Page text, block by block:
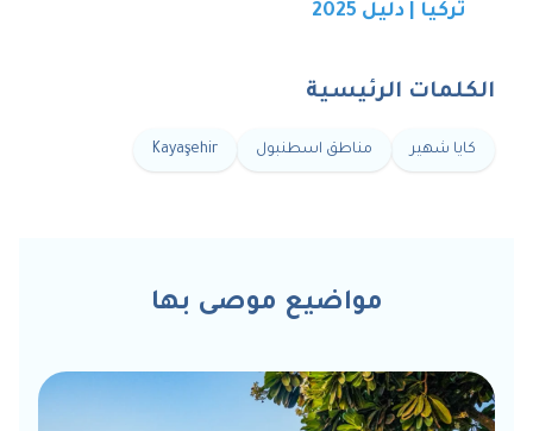
تركيا | دليل 2025
الكلمات الرئيسية
كايا شهير مناطق اسطنبول Kayaşehir
مواضيع موصى بها